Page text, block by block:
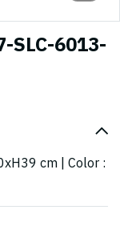
SLC-6013-
cm | Color :